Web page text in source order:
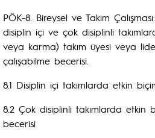
PÖK-8. Bireysel ve Takım
disiplin içi ve çok disiplinli
veya karma) takım üyesi veya
çalışabilme becerisi.
8.1 Disiplin içi takımlarda etkin
8.2 Çok disiplinli takımlarda etkin
becerisi